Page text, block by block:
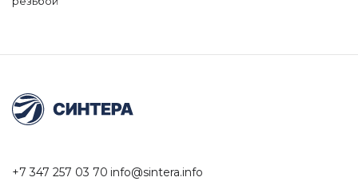
+7 347 257 03 70 info@sintera.info